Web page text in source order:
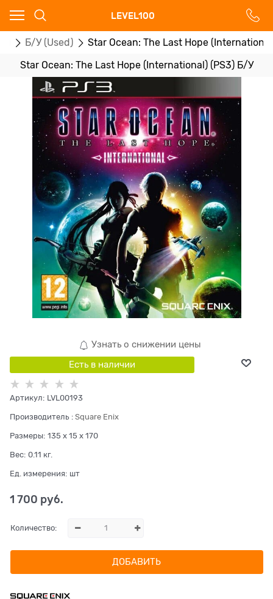
LEVEL100
Б/У (Used) Star Ocean: The Last Hope
Star Ocean: The Last Hope (International) (PS3) Б/У
Узнать о снижении цены
Есть в наличии
Артикул: LVL00193
Производитель : Square Enix
Размеры: 135 x 15 x 170
Вес: 0.11 кг.
Ед. измерения: шт
1 700 руб.
Количество:
ДОБАВИТЬ
Ваш город - Москва,
угадали?
ДА НЕТ